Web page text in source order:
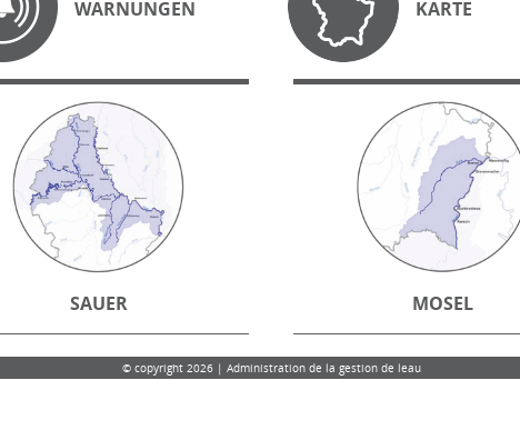
WARNUNGEN KARTE
SAUER MOSEL
© copyright 2026 | Administration de la gestion de leau